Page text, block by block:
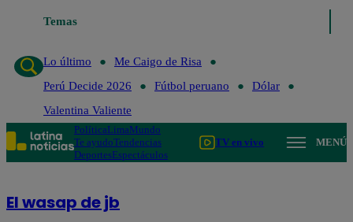
Temas
Lo último
Me Caigo de Risa
Perú Decide 2026
Fútbol peruano
Dólar
Valentina Valiente
PolíticaLimaMundo
Te ayudoTendencias
DeportesEspectáculos
TV en vivo MENÚ
El wasap de jb